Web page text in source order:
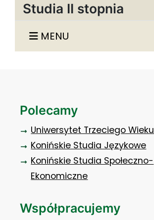
Studia II stopnia
MENU
Polecamy
Uniwersytet Trzeciego Wieku
Konińskie Studia Językowe
Konińskie Studia Społeczno-
Ekonomiczne
Współpracujemy